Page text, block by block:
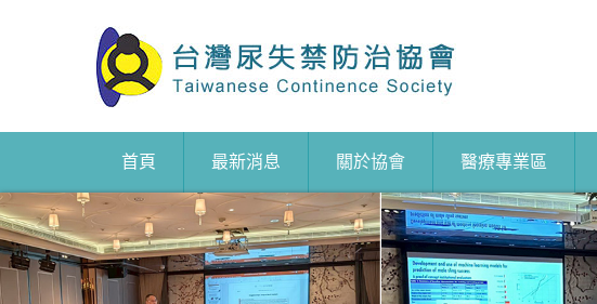
首頁 最新消息 關於協會 醫療專業區